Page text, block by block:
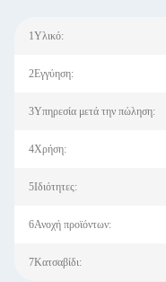
1Υλικό:
2Εγγύηση:
3Υπηρεσία μετά την πώληση:
4Χρήση:
5Ιδιότητες:
6Ανοχή προϊόντων:
7Κατσαβίδι: